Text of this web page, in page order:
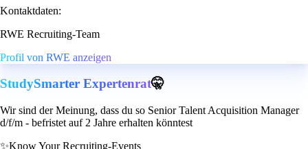
Kontaktdaten:
RWE Recruiting-Team
Profil von RWE anzeigen
StudySmarter Expertenrat🤫
Wir sind der Meinung, dass du so Senior Talent Acquisition Manager
d/f/m - befristet auf 2 Jahre erhalten könntest
✨Know Your Recruiting-Events